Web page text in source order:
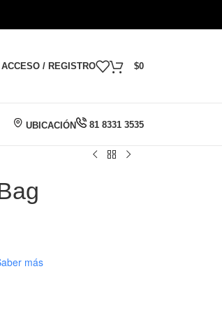
ACCESO / REGISTRO $0
UBICACIÓN 81 8331 3535
más